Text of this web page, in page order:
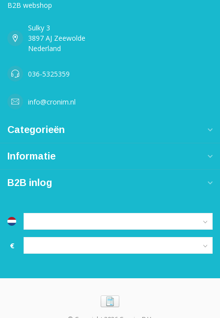
B2B webshop
Sulky 3
3897 AJ Zeewolde
Nederland
036-5325359
info@cronim.nl
Categorieën
Informatie
B2B inlog
€